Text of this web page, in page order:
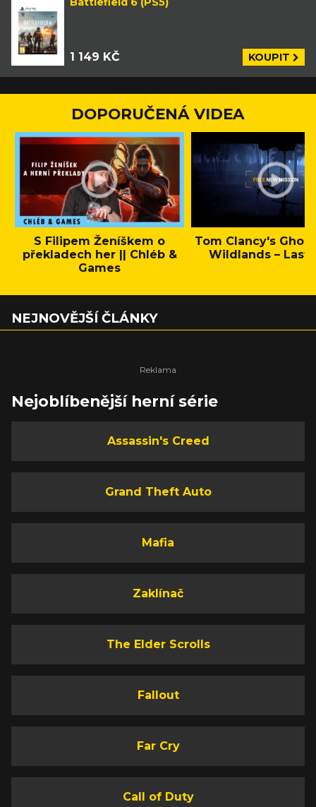
1 149 KČ KOUPIT
DOPORUČENÁ VIDEA
S Filipem Ženíškem o
překladech her || Chléb &
Games
Tom Clancy's
Wildlands – Last
NEJNOVĚJŠÍ ČLÁNKY
Nejoblíbenější herní série
Assassin's Creed
Grand Theft Auto
Mafia
Zaklínač
The Elder Scrolls
Fallout
Far Cry
Call of Duty